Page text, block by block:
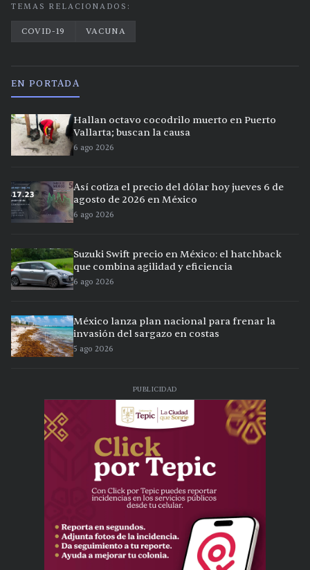
TEMAS RELACIONADOS:
COVID-19 VACUNA
EN PORTADA
Hallan octavo cocodrilo muerto en Puerto
Vallarta; buscan la causa
6 ago 2026
Así cotiza el precio del dólar hoy jueves 6 de
agosto de 2026 en México
6 ago 2026
Suzuki Swift precio en México: el hatchback
que combina agilidad y eficiencia
6 ago 2026
México lanza plan nacional para frenar la
invasión del sargazo en costas
5 ago 2026
PUBLICIDAD